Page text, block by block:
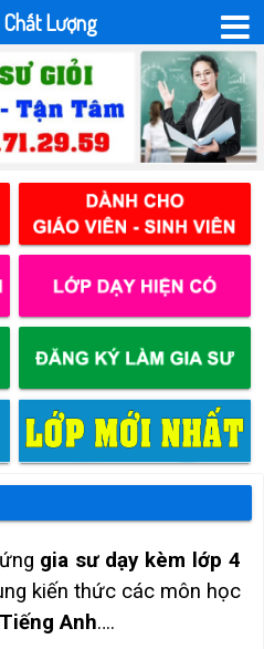
gia sư dạy kèm lớp 4
kiến thức các môn học
Tiếng Anh….
Lượng